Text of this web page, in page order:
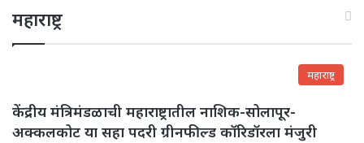
महाराष्ट्र
महाराष्ट्र
केंद्रीय मंत्रिमंडळाची महाराष्ट्रातील नाशिक-सोलापूर-
अक्कलकोट या सहा पदरी ग्रीनफील्ड कॉरिडॉरला मंजुरी